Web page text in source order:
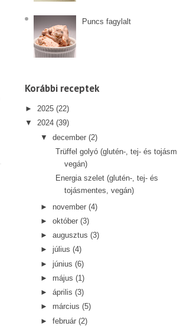
Puncs fagylalt
Korábbi receptek
► 2025 (22)
▼
2024 (39)
▼
december (2)
Trüffel golyó (glutén-, tej- és
vegán)
Energia szelet (glutén-, tej- és
tojásmentes, vegán)
► november (4)
► október (3)
► augusztus (3)
► július (4)
► június (6)
► május (1)
► április (3)
► március (5)
► február (2)